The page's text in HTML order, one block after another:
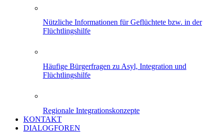
Nützliche Informationen für Geflüchtete bzw. in der
Flüchtlingshilfe
Häufige Bürgerfragen zu Asyl, Integration und
Flüchtlingshilfe
Regionale Integrationskonzepte
KONTAKT
DIALOGFOREN